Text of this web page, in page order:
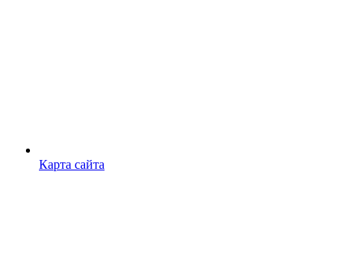
Карта сайта